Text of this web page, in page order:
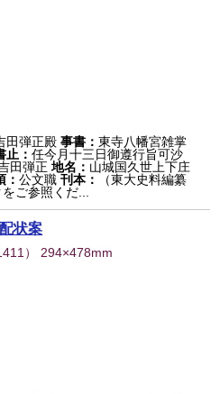
田弾正殿 事書：東寺八幡宮雑掌
止：任今月十三日御遵行旨可沙
田弾正 地名： 山城国久世上下庄
：公文職 刊本：
（東大史料編纂
ご参照くだ...
状案
） 294×478mm